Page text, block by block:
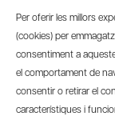
Per oferir les millors
(cookies) per
consentiment a
el comportament de
consentir o retirar el
característiques i
READ MORELA
DE
I